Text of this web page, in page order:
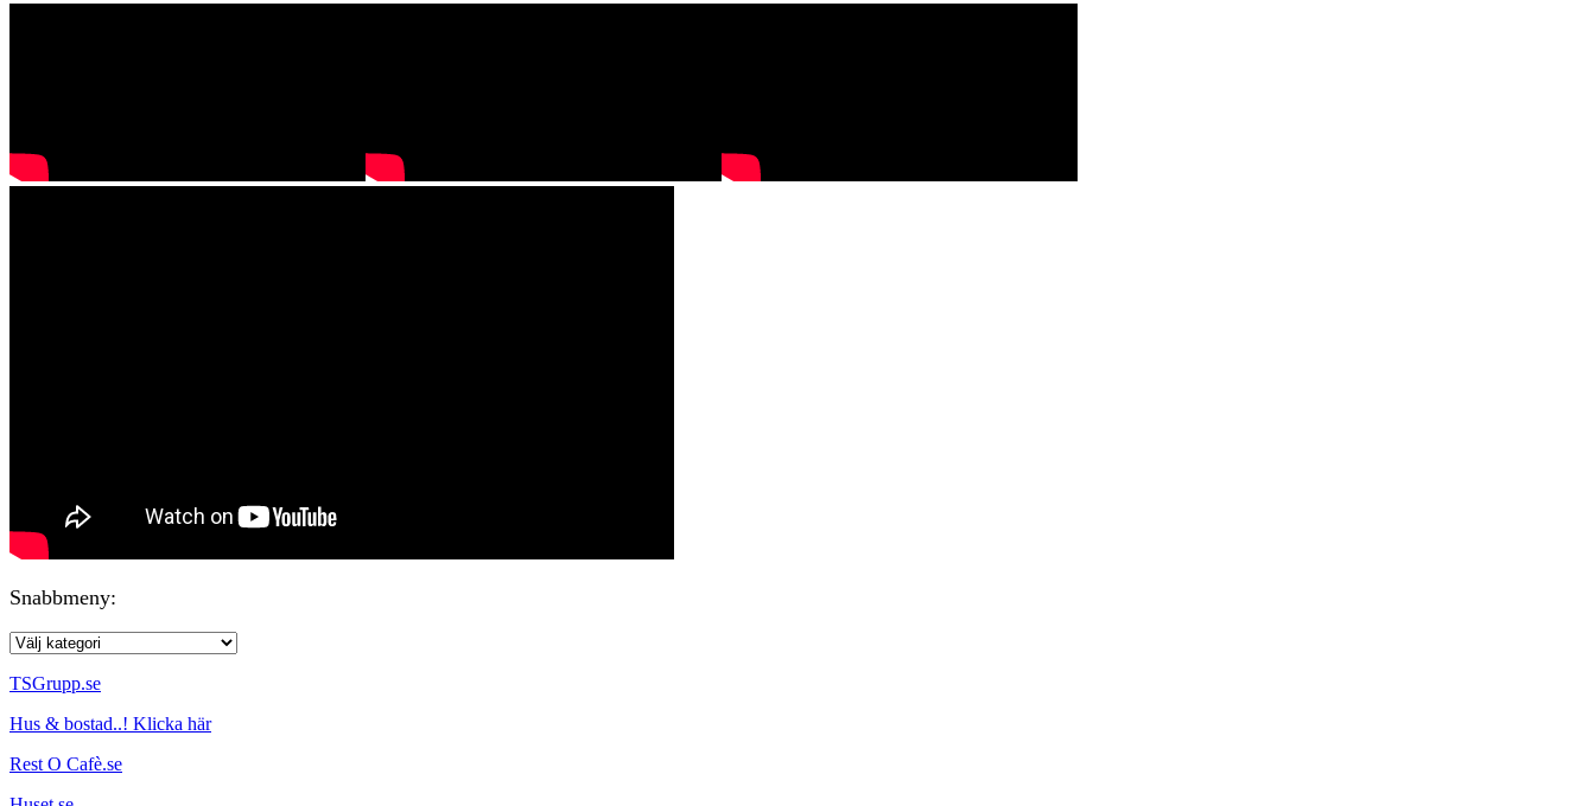
Snabbmeny:
TSGrupp.se
Hus & bostad..! Klicka här
Rest O Cafè.se